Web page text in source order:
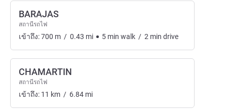
BARAJAS
สถานีรถไฟ
เข้าถึง:700 m / 0.43 mi 5 min walk / 2 min drive
CHAMARTIN
สถานีรถไฟ
เข้าถึง: 11 km / 6.84 mi